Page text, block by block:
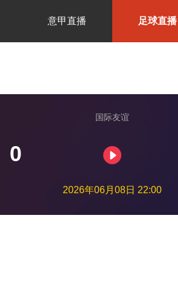
意甲直播 足球直播
国际友谊
0
2026年06月08日 22:00